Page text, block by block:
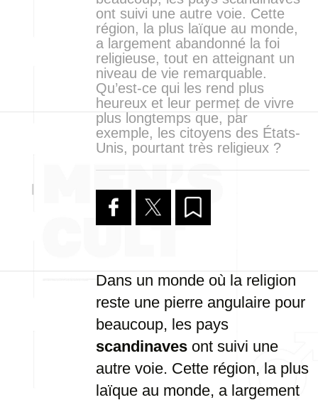
ont suivi une autre voie. Cette
région, la plus laïque au monde,
a largement abandonné la foi
religieuse, tout en atteignant un
niveau de vie remarquable.
Qu’est-ce qui les rend plus
heureux et leur permet de vivre
plus longtemps que, par
exemple, les citoyens des États-
Unis, pourtant très religieux ?
Dans un monde où la religion
reste une pierre angulaire pour
beaucoup, les pays
scandinaves ont suivi une
autre voie. Cette région, la plus
laïque au monde, a largement